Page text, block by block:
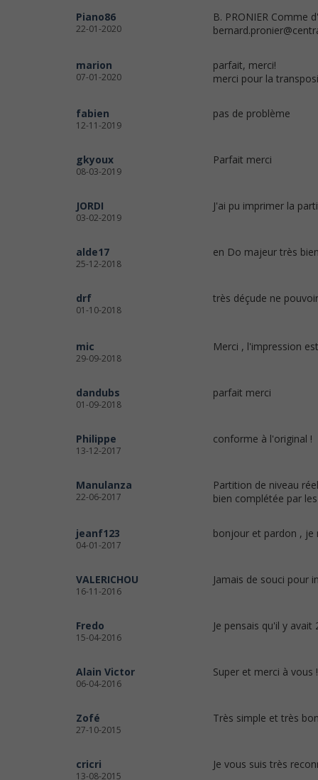
Piano86
22-01-2020
B. PRONIER Comme
marion
07-01-2020
parfait, merci!
merci pour la
fabien
12-11-2019
pas de problème
gkyoux
08-03-2019
Parfait merci
JORDI
03-02-2019
J'ai pu imprimer la
alde17
25-12-2018
en Do majeur très bien
drf
01-10-2018
très déçude ne
mic
29-09-2018
Merci , l'impression
dandubs
01-09-2018
parfait merci
Philippe
13-12-2017
conforme à l'original !
Manulanza
22-06-2017
Partition de niveau
bien complétée par
jeanf123
04-01-2017
bonjour et pardon , je
VALERICHOU
16-11-2016
Jamais de souci pour
Fredo
15-04-2016
Je pensais qu'il y
Alain Victor
06-04-2016
Super et merci à vous !
Zofé
27-10-2015
Très simple et très
cricri
13-08-2015
Je vous suis très